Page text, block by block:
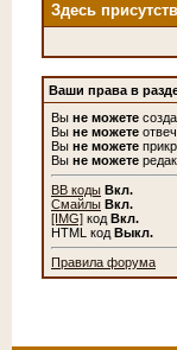
Здесь
Ваши права в
Вы не можете
Вы не можете
Вы не можете
Вы не можете
BB коды Вкл.
Смайлы Вкл.
[IMG] код Вкл.
HTML код Выкл.
Правила форума